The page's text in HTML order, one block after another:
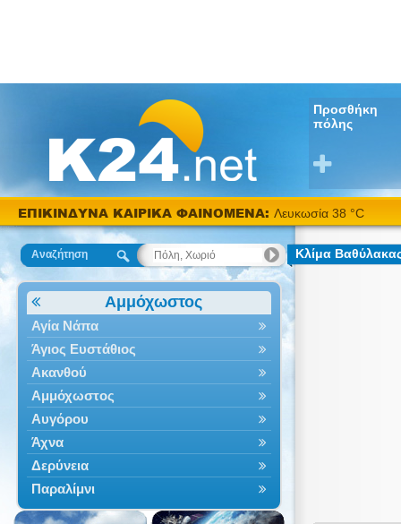
Προσθήκη
πόλης
ΕΠΙΚΙΝΔΥΝΑ ΚΑΙΡΙΚΑ ΦΑΙΝΟΜΕΝΑ: Λευκωσία 38 °C
Αναζήτηση
Αμμόχωστος
Αγία Νάπα
Άγιος Ευστάθιος
Ακανθού
Αμμόχωστος
Αυγόρου
Άχνα
Δερύνεια
Παραλίμνι
Κλίμα